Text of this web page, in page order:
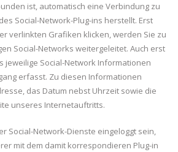
ist, automatisch eine Verbindung zu
Social-Network-Plug-ins herstellt. Erst
verlinkten Grafiken klicken, werden Sie zu
Social-Networks weitergeleitet. Auch erst
jeweilige Social-Network Informationen
erfasst. Zu diesen Informationen
das Datum nebst Uhrzeit sowie die
unseres Internetauftritts.
Social-Network-Dienste eingeloggt sein,
mit dem damit korrespondieren Plug-in